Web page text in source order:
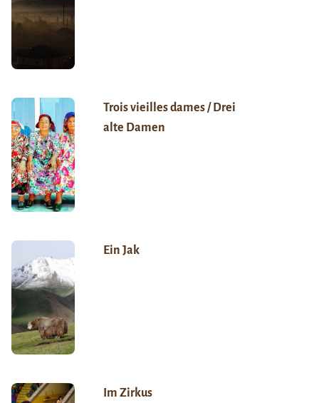
Trois vieilles dames / Drei
alte Damen
Ein Jak
Im Zirkus